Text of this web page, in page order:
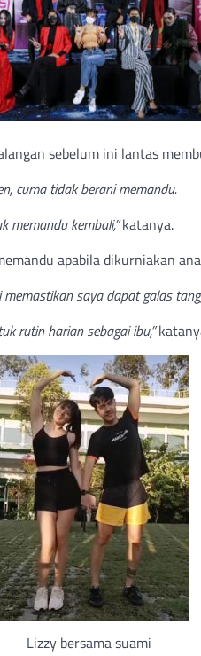
sebelum ini lantas
cuma tidak berani memandu.
memandu kembali,”katanya.
apabila dikurniakan
saya dapat galas
rutin harian sebagai ibu,”
Lizzy bersama suami